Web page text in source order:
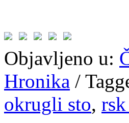
Objavljeno u:
Hronika /
okrugli sto,